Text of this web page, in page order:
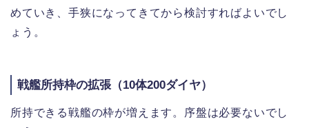
めていき、手狭になってきてから検討すればよいでし
ょう。
戦艦所持枠の拡張（10体200ダイヤ）
所持できる戦艦の枠が増えます。序盤は必要ないでし